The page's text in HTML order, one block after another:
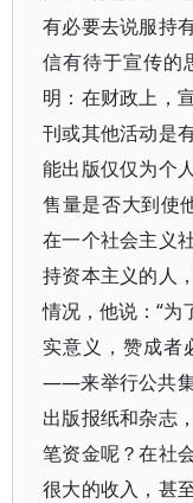
有必要去说服持
信有待于宣传的
明：在财政上，
刊或其他活动是
能出版仅仅为个
售量是否大到使
在一个社会主义
持资本主义的人
情况，他说：“为
实意义，赞成者
——来举行公共集
出版报纸和杂志
笔资金呢？在社
很大的收入，甚